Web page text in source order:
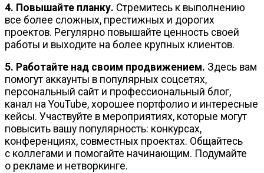
4. Повышайте планку. Стремитесь к выполнению
все более сложных, престижных и дорогих
проектов. Регулярно повышайте ценность своей
работы и выходите на более крупных клиентов.
5. Работайте над своим продвижением. Здесь вам
помогут аккаунты в популярных соцсетях,
персональный сайт и профессиональный блог,
канал на YouTube, хорошее портфолио и интересные
кейсы. Участвуйте в мероприятиях, которые могут
повысить вашу популярность: конкурсах,
конференциях, совместных проектах. Общайтесь
с коллегами и помогайте начинающим. Подумайте
о рекламе и нетворкинге.